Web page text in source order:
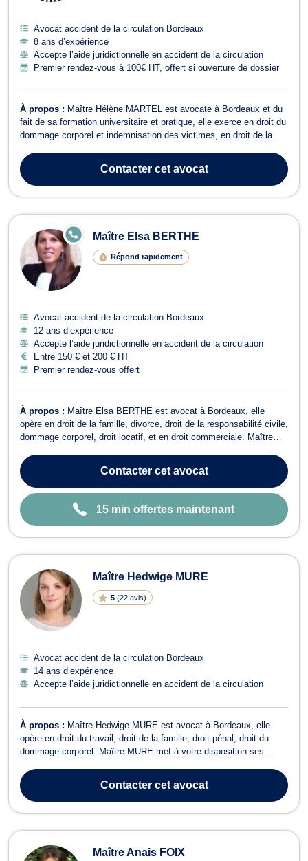
Avocat accident de la circulation Bordeaux
8 ans d’expérience
Accepte l’aide juridictionnelle en accident de la circulation
Premier rendez-vous à 100€ HT, offert si ouverture de dossier
À propos : Maître Hélène MARTEL est avocate à Bordeaux et du
fait de sa formation universitaire et pratique, elle exerce en droit du
dommage corporel et indemnisation des victimes, en droit de la
maladies professionnelles, reconnaissance de la faute inexcusable
de l'e...
Contactercet avocat
Maître Elsa BERTHE
Répond rapidement
E
N
LI
G
N
E
Avocat accident de la circulation Bordeaux
12 ans d’expérience
Accepte l’aide juridictionnelle en accident de la circulation
Entre 150 € et 200 € HT
Premier rendez-vous offert
À propos : Maître Elsa BERTHE est avocat à Bordeaux, elle
opère en droit de la famille, divorce, droit de la responsabilité civile,
dommage corporel, droit locatif, et en droit commerciale. Maître
procédures afférentes aux divorces amiables ou contentieux, aux
PACS, aux pensions...Contactercet avocat
15 min offertes maintenant
Maître Hedwige MURE
5 (22 avis)
Avocat accident de la circulation Bordeaux
14 ans d’expérience
Accepte l’aide juridictionnelle en accident de la circulation
À propos : Maître Hedwige MURE est avocat à Bordeaux, elle
opère en droit du travail, droit de la famille, droit pénal, droit du
dommage corporel. Maître MURE met à votre disposition ses
aussi bien les intérêts de l'employeur que du salarié. Elle intervient
en amont pour...
Contactercet avocat
Maître Anais FOIX